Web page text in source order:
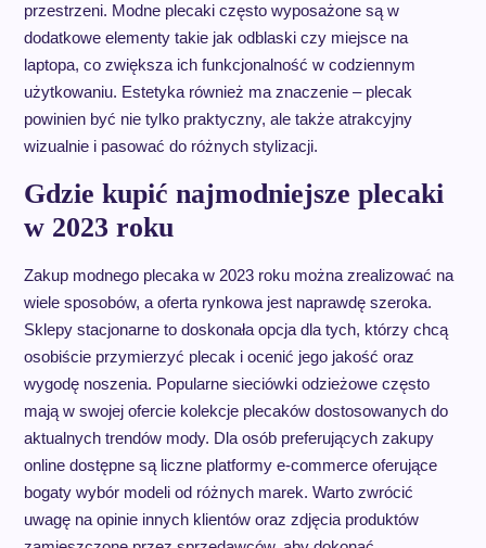
przestrzeni. Modne plecaki często wyposażone są w
dodatkowe elementy takie jak odblaski czy miejsce na
laptopa, co zwiększa ich funkcjonalność w codziennym
użytkowaniu. Estetyka również ma znaczenie – plecak
powinien być nie tylko praktyczny, ale także atrakcyjny
wizualnie i pasować do różnych stylizacji.
Gdzie kupić najmodniejsze plecaki
w 2023 roku
Zakup modnego plecaka w 2023 roku można zrealizować na
wiele sposobów, a oferta rynkowa jest naprawdę szeroka.
Sklepy stacjonarne to doskonała opcja dla tych, którzy chcą
osobiście przymierzyć plecak i ocenić jego jakość oraz
wygodę noszenia. Popularne sieciówki odzieżowe często
mają w swojej ofercie kolekcje plecaków dostosowanych do
aktualnych trendów mody. Dla osób preferujących zakupy
online dostępne są liczne platformy e-commerce oferujące
bogaty wybór modeli od różnych marek. Warto zwrócić
uwagę na opinie innych klientów oraz zdjęcia produktów